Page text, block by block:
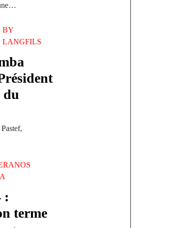
BY
LANGFILS
du
:
terme